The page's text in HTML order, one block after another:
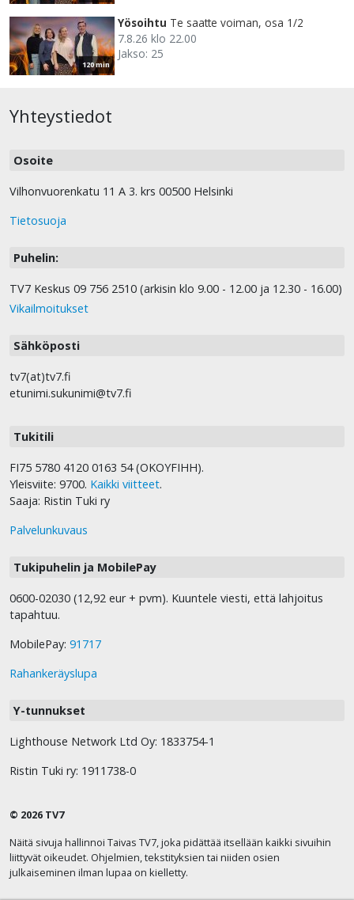
120 min
Yösoihtu Te saatte voiman, osa 1/2
7.8.26 klo 22.00
Jakso: 25
Yhteystiedot
Osoite
Vilhonvuorenkatu 11 A 3. krs 00500 Helsinki
Tietosuoja
Puhelin:
TV7 Keskus 09 756 2510 (arkisin klo 9.00 - 12.00 ja 12.30 - 16.00)
Vikailmoitukset
Sähköposti
tv7(at)tv7.fi
etunimi.sukunimi@tv7.fi
Tukitili
FI75 5780 4120 0163 54 (OKOYFIHH).
Yleisviite: 9700. Kaikki viitteet.
Saaja: Ristin Tuki ry
Palvelunkuvaus
Tukipuhelin ja MobilePay
0600-02030 (12,92 eur + pvm). Kuuntele viesti, että lahjoitus
tapahtuu.
MobilePay: 91717
Rahankeräyslupa
Y-tunnukset
Lighthouse Network Ltd Oy: 1833754-1
Ristin Tuki ry: 1911738-0
© 2026 TV7
Näitä sivuja hallinnoi Taivas TV7, joka pidättää itsellään kaikki sivuihin
liittyvät oikeudet. Ohjelmien, tekstityksien tai niiden osien
julkaiseminen ilman lupaa on kielletty.